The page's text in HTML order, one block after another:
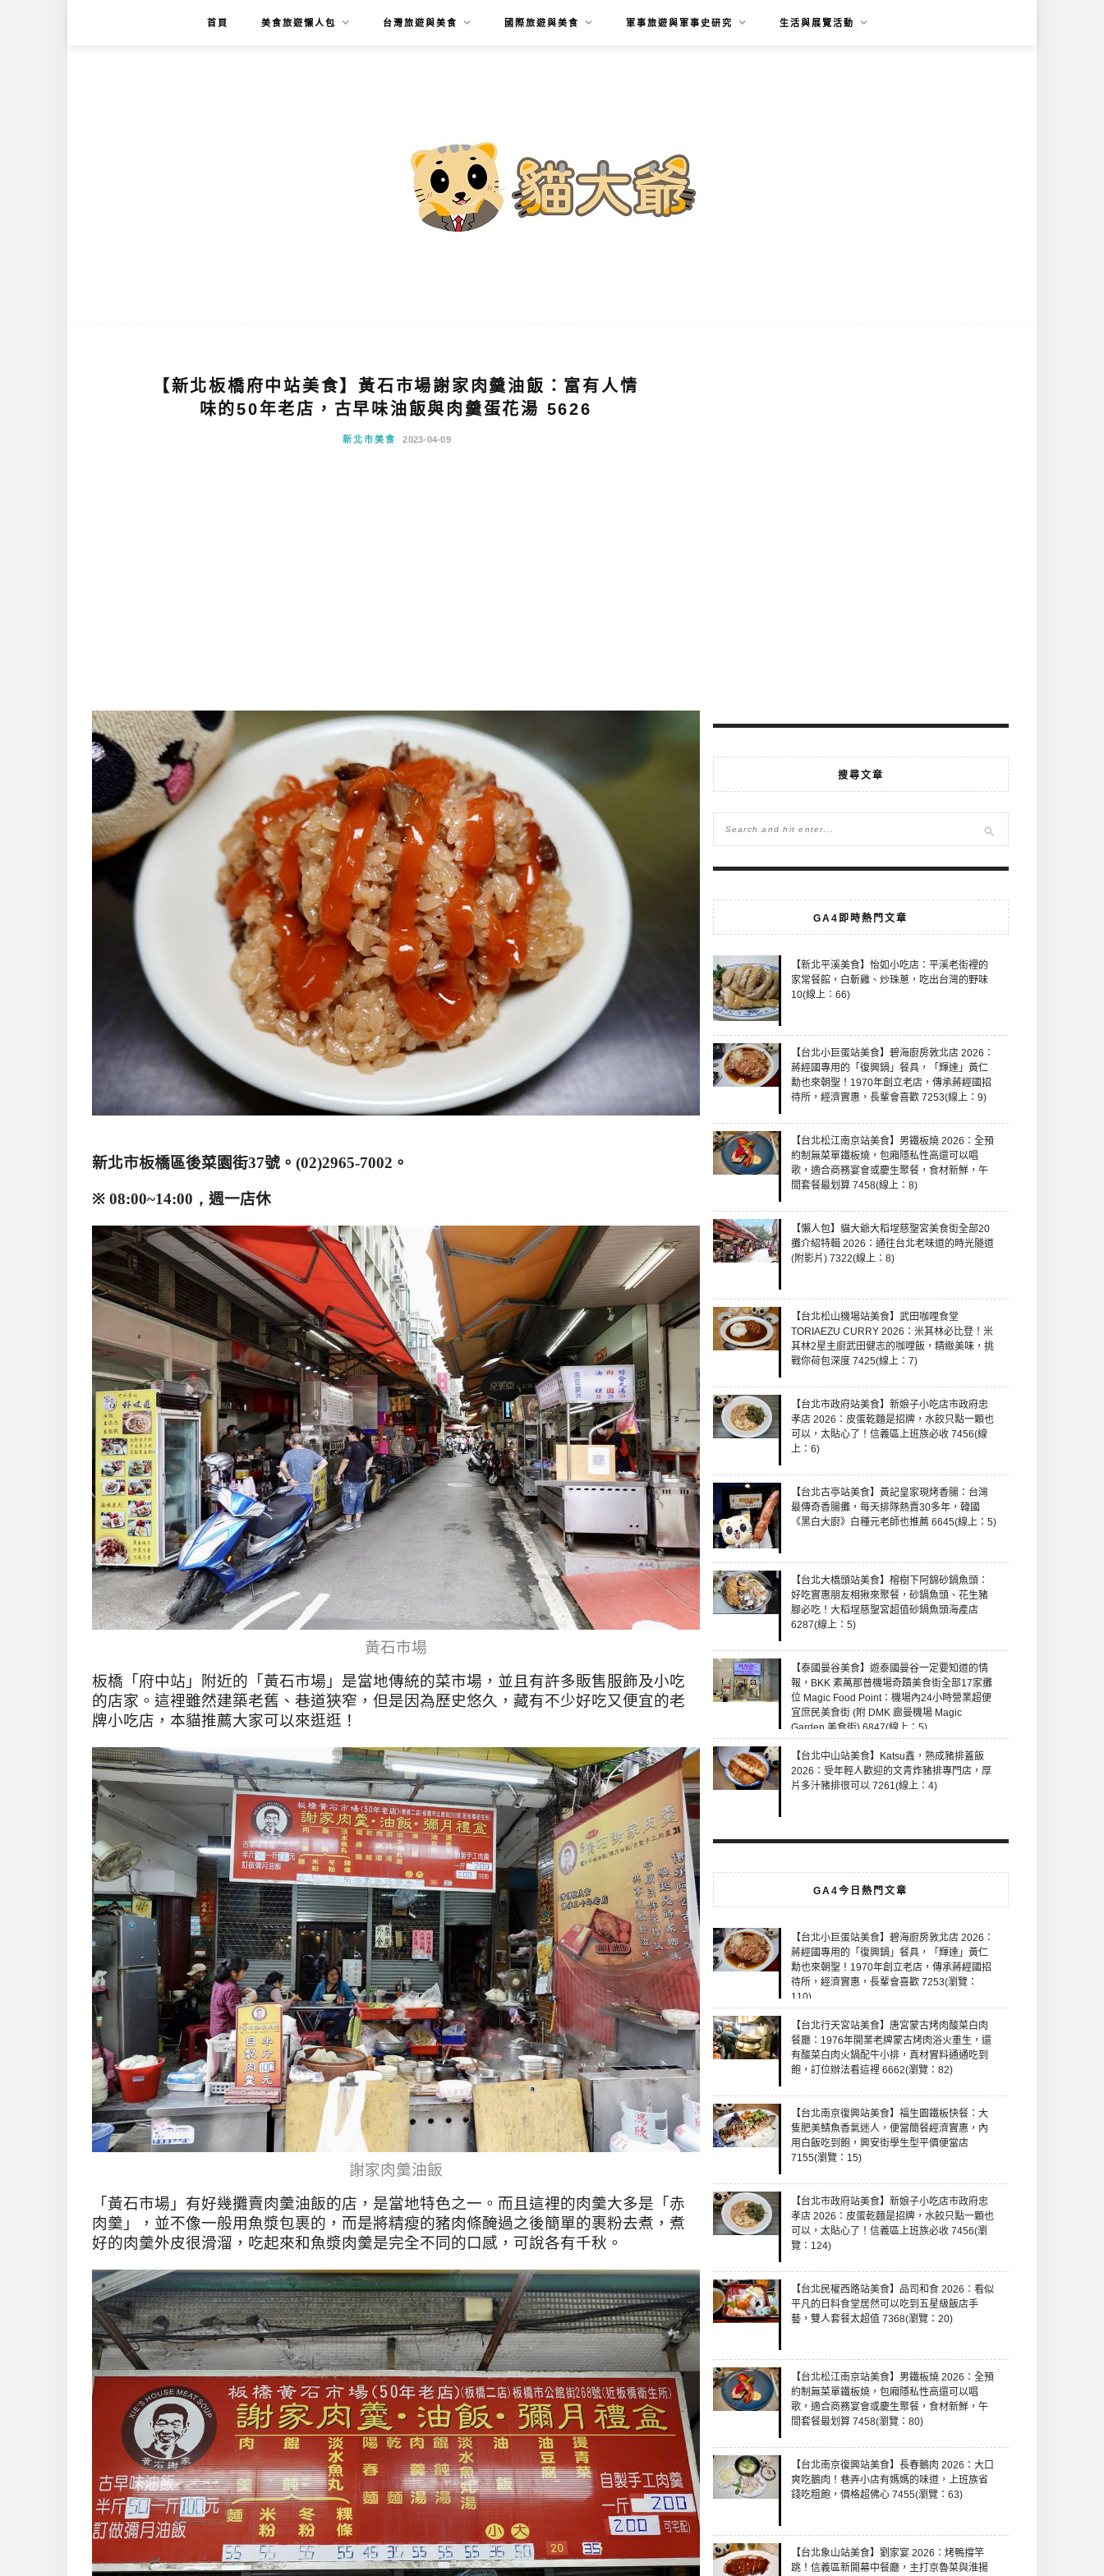
首頁 美食旅遊懶人包 台灣旅遊與美食 國際旅遊與美食 軍事旅遊與軍事史研究 生活與展覽活動
【新北板橋府中站美食】黃石市場謝家肉羹油飯：富有人情
味的50年老店，古早味油飯與肉羹蛋花湯 5626
新北市美食 2023-04-09
新北市板橋區後菜園街37號。 (02)2965-7002 。
※ 08:00~14:00， 週一店休
黃石市場
板橋 「府中站」附近的 「黃石市場」是當地傳統的菜市場，並且有許多販售服飾及小吃
的店家。這裡雖然建築老舊、巷道狹窄，但是因為歷史悠久，藏有不少好吃又便宜的老
牌小吃店，本貓推薦大家可以來逛逛！
謝家肉羹油飯
「黃石市場」有好幾攤賣肉羹油飯的店 ，是當地特色之一。而且這裡的肉羹大多是「赤
肉羹」，並不像一般用魚漿包裹的，而是將精瘦的豬肉條醃過之後簡單的裹粉去煮，煮
好的肉羹外皮很滑溜，吃起來和魚漿肉羹是完全不同的口感，可說各有千秋。
搜尋文章
GA4即時熱門文章
【新北平溪美食】怡如小吃店：平溪老街裡的
家常餐館，白斬雞、炒珠蔥，吃出台灣的野味
10(線上：66)
【台北小巨蛋站美食】碧海廚房敦北店 2026：
蔣經國專用的「復興鍋」餐具，「輝達」黃仁
勳也來朝聖！1970年創立老店，傳承蔣經國招
待所，經濟實惠，長輩會喜歡 7253(線上：9)
【台北松江南京站美食】男鐵板燒 2026：全預
約制無菜單鐵板燒，包廂隱私性高還可以唱
歌，適合商務宴會或慶生聚餐，食材新鮮，午
間套餐最划算 7458(線上：8)
【懶人包】貓大爺大稻埕慈聖宮美食街全部20
攤介紹特輯 2026：通往台北老味道的時光隧道
(附影片) 7322(線上：8)
【台北松山機場站美食】武田咖哩食堂
TORIAEZU CURRY 2026：米其林必比登！米
其林2星主廚武田健志的咖哩飯，精緻美味，挑
戰你荷包深度 7425(線上：7)
【台北市政府站美食】新娘子小吃店市政府忠
孝店 2026：皮蛋乾麵是招牌，水餃只點一顆也
可以，太貼心了！信義區上班族必收 7456(線
上：6)
【台北古亭站美食】黃記皇家現烤香腸：台灣
最傳奇香腸攤，每天排隊熱賣30多年，韓國
《黑白大廚》白種元老師也推薦 6645(線上：5)
【台北大橋頭站美食】榕樹下阿錦砂鍋魚頭：
好吃實惠朋友相揪來聚餐，砂鍋魚頭、花生豬
腳必吃！大稻埕慈聖宮超值砂鍋魚頭海產店
6287(線上：5)
【泰國曼谷美食】遊泰國曼谷一定要知道的情
報，BKK 素萬那普機場奇蹟美食街全部17家攤
位 Magic Food Point：機場內24小時營業超便
宜庶民美食街 (附 DMK 廊曼機場 Magic
Garden 美食街) 6847(線上：5)
【台北中山站美食】Katsu鑫，熟成豬排蓋飯
2026：受年輕人歡迎的文青炸豬排專門店，厚
片多汁豬排很可以 7261(線上：4)
GA4今日熱門文章
【台北小巨蛋站美食】碧海廚房敦北店 2026：
蔣經國專用的「復興鍋」餐具，「輝達」黃仁
勳也來朝聖！1970年創立老店，傳承蔣經國招
待所，經濟實惠，長輩會喜歡 7253(瀏覽：
110)
【台北行天宮站美食】唐宮蒙古烤肉酸菜白肉
餐廳：1976年開業老牌蒙古烤肉浴火重生，還
有酸菜白肉火鍋配牛小排，真材實料通通吃到
飽，訂位辦法看這裡 6662(瀏覽：82)
【台北南京復興站美食】福生園鐵板快餐：大
隻肥美鯖魚香氣迷人，便當簡餐經濟實惠，內
用白飯吃到飽，興安街學生型平價便當店
7155(瀏覽：15)
【台北市政府站美食】新娘子小吃店市政府忠
孝店 2026：皮蛋乾麵是招牌，水餃只點一顆也
可以，太貼心了！信義區上班族必收 7456(瀏
覽：124)
【台北民權西路站美食】品司和食 2026：看似
平凡的日料食堂居然可以吃到五星級飯店手
藝，雙人套餐太超值 7368(瀏覽：20)
【台北松江南京站美食】男鐵板燒 2026：全預
約制無菜單鐵板燒，包廂隱私性高還可以唱
歌，適合商務宴會或慶生聚餐，食材新鮮，午
間套餐最划算 7458(瀏覽：80)
【台北南京復興站美食】長春鵝肉 2026：大口
爽吃鵝肉！巷弄小店有媽媽的味道，上班族省
錢吃粗飽，價格超佛心 7455(瀏覽：63)
【台北象山站美食】劉家宴 2026：烤鴨撐竿
跳！信義區新開幕中餐廳，主打京魯菜與淮揚